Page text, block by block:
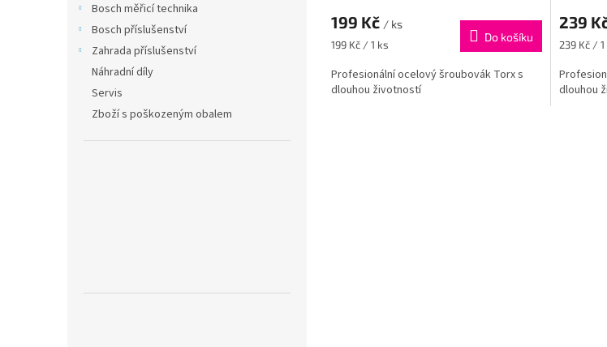
Bosch měřicí technika
Bosch příslušenství
Zahrada příslušenství
Náhradní díly
Servis
Zboží s poškozeným obalem
199 Kč / ks
Měrná
199 Kč / 1 ks
Do košíku
Profesionální ocelový šroubovák Torx s
dlouhou životností
239
Měrná
239 Kč / 1
dlouhou